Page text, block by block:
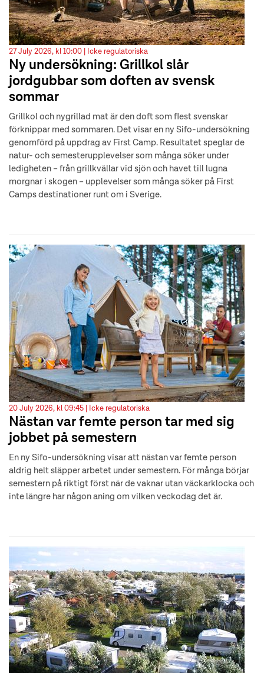
27 July 2026, kl 10:00 | Icke regulatoriska
Ny undersökning: Grillkol slår
jordgubbar som doften av svensk
sommar
Grillkol och nygrillad mat är den doft som flest svenskar
förknippar med sommaren. Det visar en ny Sifo-undersökning
genomförd på uppdrag av First Camp. Resultatet speglar de
natur- och semesterupplevelser som många söker under
ledigheten – från grillkvällar vid sjön och havet till lugna
morgnar i skogen – upplevelser som många söker på First
Camps destinationer runt om i Sverige.
20 July 2026, kl 09:45 | Icke regulatoriska
Nästan var femte person tar med sig
jobbet på semestern
En ny Sifo-undersökning visar att nästan var femte person
aldrig helt släpper arbetet under semestern. För många börjar
semestern på riktigt först när de vaknar utan väckarklocka och
inte längre har någon aning om vilken veckodag det är.